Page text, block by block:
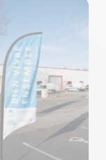
– Fabrication
Pub ©2024